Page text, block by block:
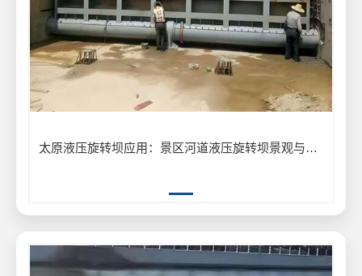
太原液压旋转坝应用：景区河道液压旋转坝景观与泄洪工程